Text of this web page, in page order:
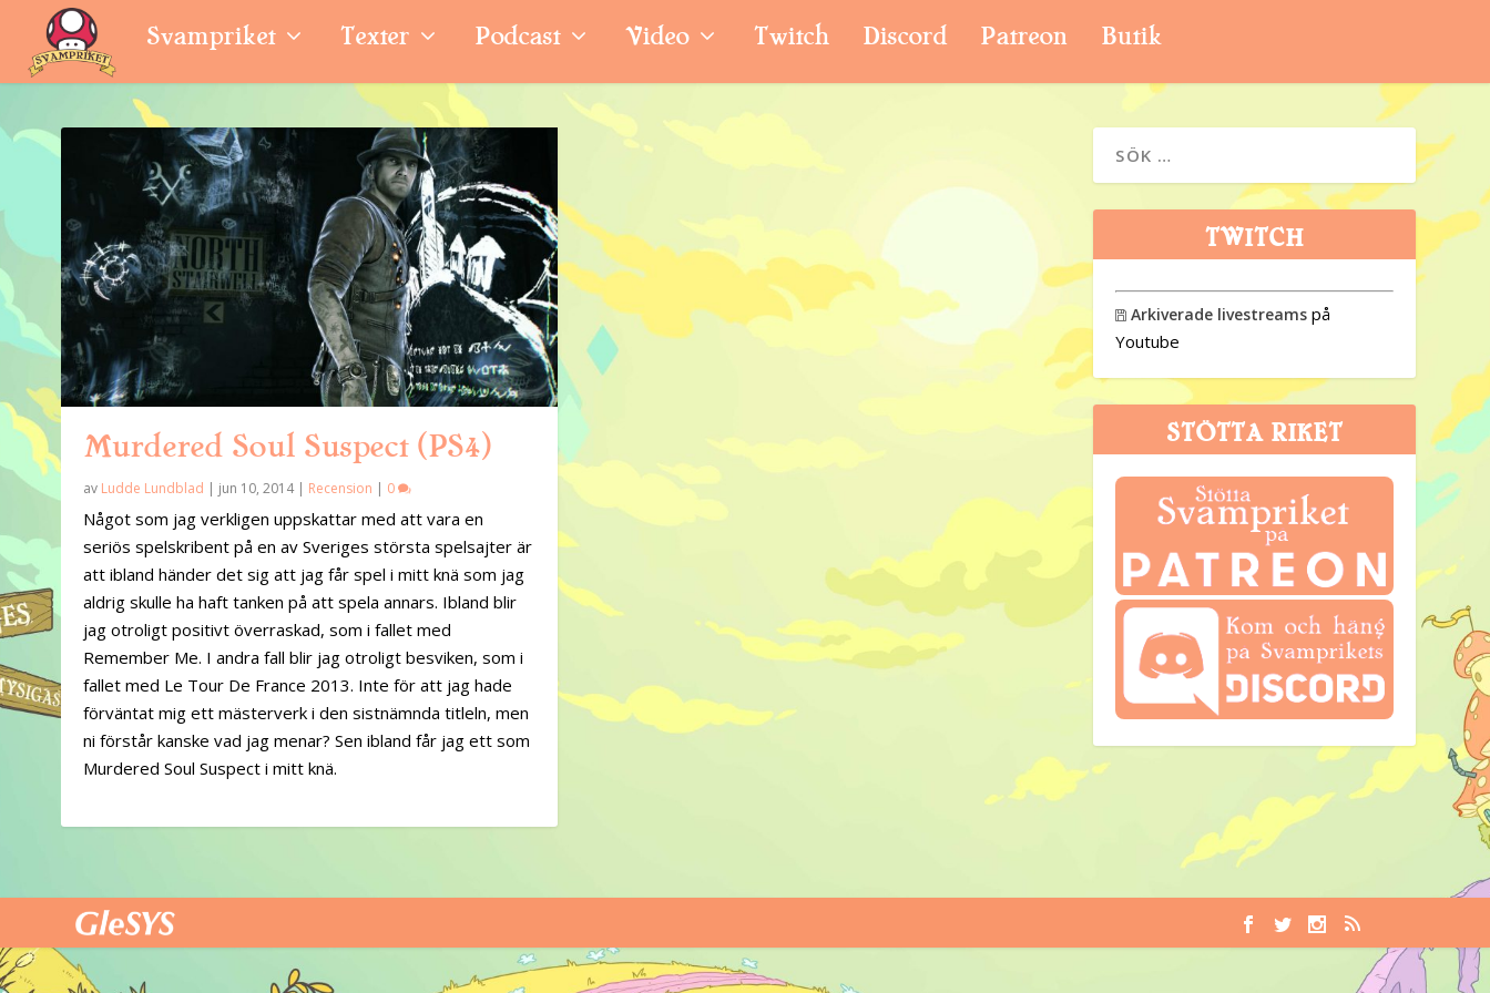
Svampriket Texter Podcast Video Twitch Discord Patreon Butik
Murdered Soul Suspect (PS4)
av Ludde Lundblad | jun 10, 2014| Recension | 0
Något som jag verkligen uppskattar med att vara en
seriös spelskribent på en av Sveriges största spelsajter är
att ibland händer det sig att jag får spel i mitt knä som jag
aldrig skulle ha haft tanken på att spela annars. Ibland blir
jag otroligt positivt överraskad, som i fallet med
Remember Me. I andra fall blir jag otroligt besviken, som i
fallet med Le Tour De France 2013. Inte för att jag hade
förväntat mig ett mästerverk i den sistnämnda titleln, men
ni förstår kanske vad jag menar? Sen ibland får jag ett som
Murdered Soul Suspect i mitt knä.
TWITCH
 Arkiverade livestreams på
Youtube
STÖTTA RIKET